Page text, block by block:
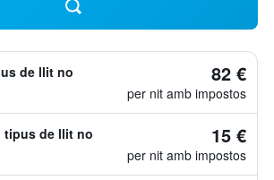
de llit no
82 €
per nit amb impostos
tipus de llit no
15 €
per nit amb impostos